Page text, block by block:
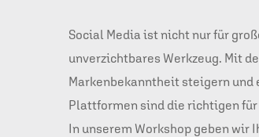
Social Media ist nicht nur für
unverzichtbares Werkzeug. Mit
Markenbekanntheit steigern und
Plattformen sind die richtigen
In unserem Workshop geben wir